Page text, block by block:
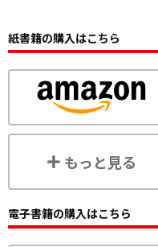
紙書籍の購入はこちら
もっと見る
電子書籍の購入はこちら